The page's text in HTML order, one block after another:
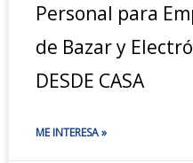
Personal para
de Bazar y
DESDE CASA
ME INTERESA »